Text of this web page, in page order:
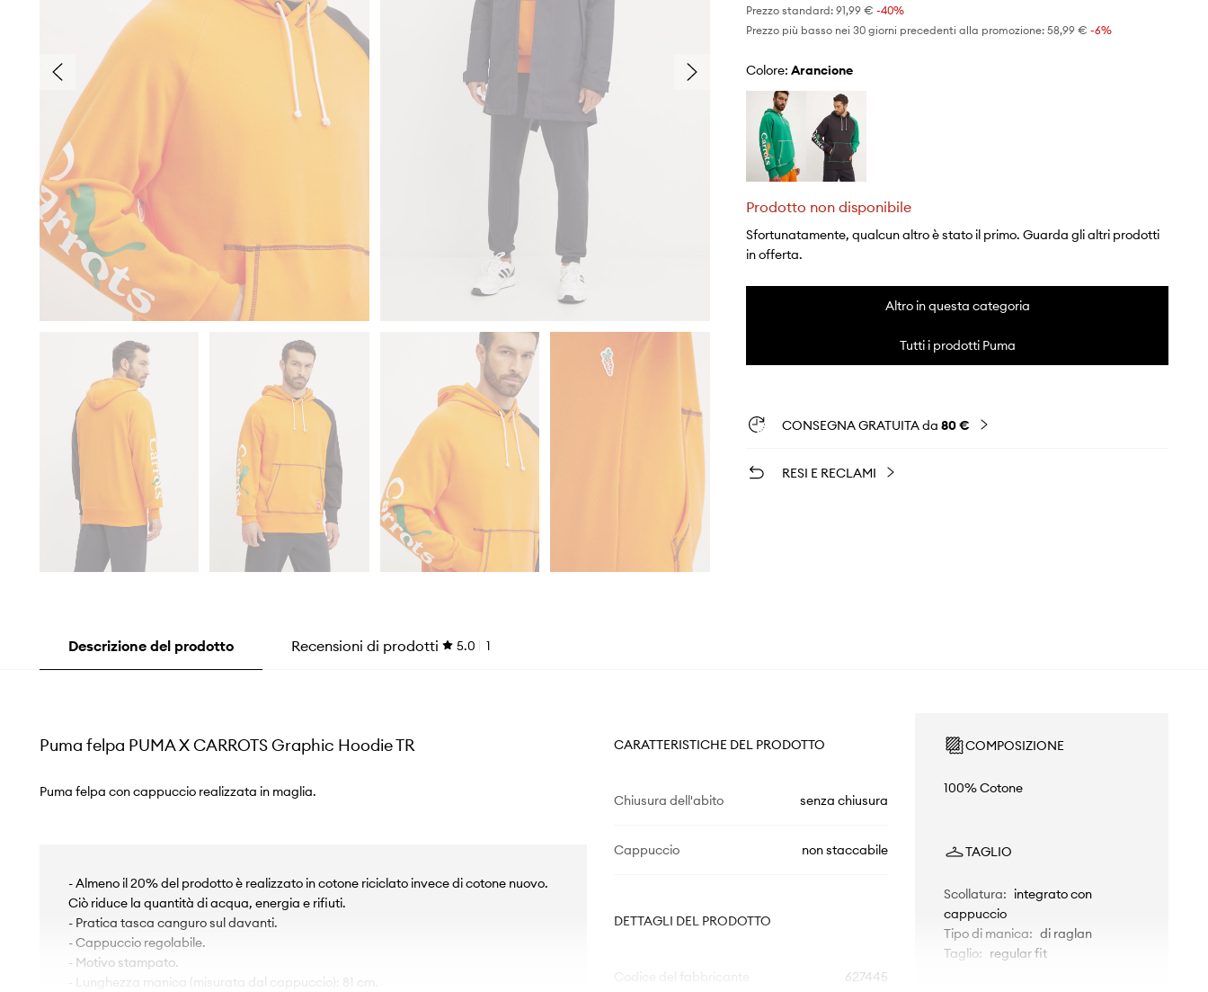
Prezzo standard: 91,99 € -40%
Prezzo più basso nei 30 giorni precedenti alla promozione: 58,99 € -6%
Colore: arancione
Prodotto non disponibile
Sfortunatamente, qualcun altro è stato il primo. Guarda gli altri prodotti
in offerta.
Altro in questa categoria
Tutti i prodotti Puma
CONSEGNA GRATUITA da 80 €
RESI E RECLAMI
Descrizione del prodotto Recensioni di prodotti 5.0 1
Puma felpa PUMA X CARROTS Graphic Hoodie TR
Puma felpa con cappuccio realizzata in maglia.
- Almeno il 20% del prodotto è realizzato in cotone riciclato invece di cotone nuovo.
Ciò riduce la quantità di acqua, energia e rifiuti.
- Pratica tasca canguro sul davanti.
- Cappuccio regolabile.
- Motivo stampato.
- Lunghezza manica (misurata dal cappuccio): 81 cm.
CARATTERISTICHE DEL PRODOTTO
Chiusura dell'abito senza chiusura
Cappuccio non staccabile
DETTAGLI DEL PRODOTTO
627445
COMPOSIZIONE
100% Cotone
TAGLIO
Scollatura: integrato con
cappuccio
Tipo di manica: di raglan
Taglio: regular fit